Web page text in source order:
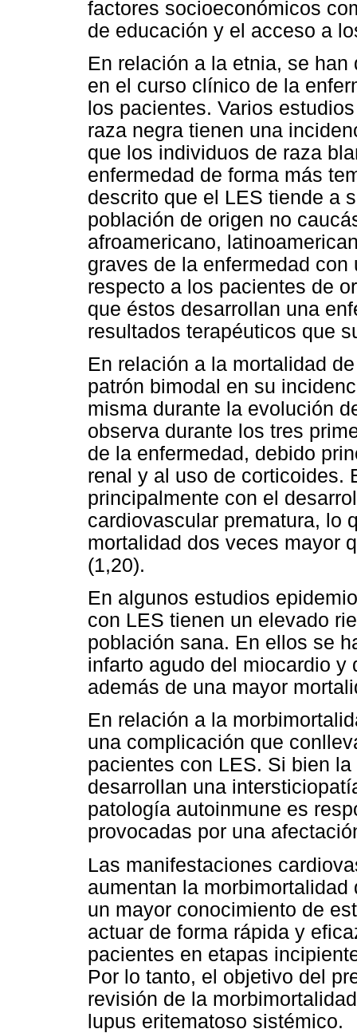
factores socioeconómicos
de educación y el acceso a
En relación a la etnia, se
en el curso clínico de la
los pacientes. Varios
raza negra tienen una
que los individuos de raza
enfermedad de forma más
descrito que el LES tiende a
población de origen no
afroamericano,
graves de la enfermedad
respecto a los pacientes de
que éstos desarrollan una
resultados terapéuticos que
En relación a la mortalidad
patrón bimodal en su
misma durante la evolución
observa durante los tres
de la enfermedad, debido
renal y al uso de corticoides.
principalmente con el
cardiovascular prematura, lo
mortalidad dos veces mayor
(1,20).
En algunos estudios
con LES tienen un elevado
población sana. En ellos se
infarto agudo del miocardio
además de una mayor
En relación a la
una complicación que
pacientes con LES. Si bien
desarrollan una
patología autoinmune es
provocadas por una
Las manifestaciones
aumentan la
un mayor conocimiento de
actuar de forma rápida y
pacientes en etapas
Por lo tanto, el objetivo del
revisión de la
lupus eritematoso sistémico.